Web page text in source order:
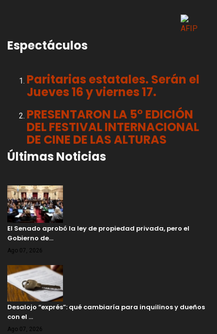
Espectáculos
Paritarias estatales. Serán el
Jueves 16 y viernes 17.
PRESENTARON LA 5° EDICIÓN
DEL FESTIVAL INTERNACIONAL
DE CINE DE LAS ALTURAS
Últimas Noticias
El Senado aprobó la ley de propiedad privada, pero el
Gobierno de…
Ago 07, 2026
Desalojo “exprés”: qué cambiaría para inquilinos y dueños
con el …
Ago 07, 2026